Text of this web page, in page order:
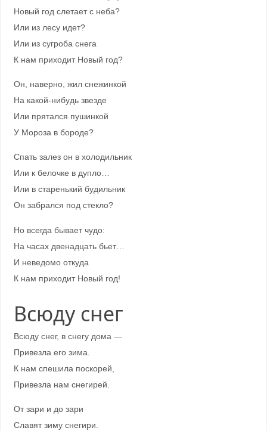
Новый год слетает с неба?
Или из лесу идет?
Или из сугроба снега
К нам приходит Новый год?
Он, наверно, жил снежинкой
На какой-нибудь звезде
Или прятался пушинкой
У Мороза в бороде?
Спать залез он в холодильник
Или к белочке в дупло…
Или в старенький будильник
Он забрался под стекло?
Но всегда бывает чудо:
На часах двенадцать бьет…
И неведомо откуда
К нам приходит Новый год!
Всюду снег
Всюду снег, в снегу дома —
Привезла его зима.
К нам спешила поскорей,
Привезла нам снегирей.
От зари и до зари
Славят зиму снегири.